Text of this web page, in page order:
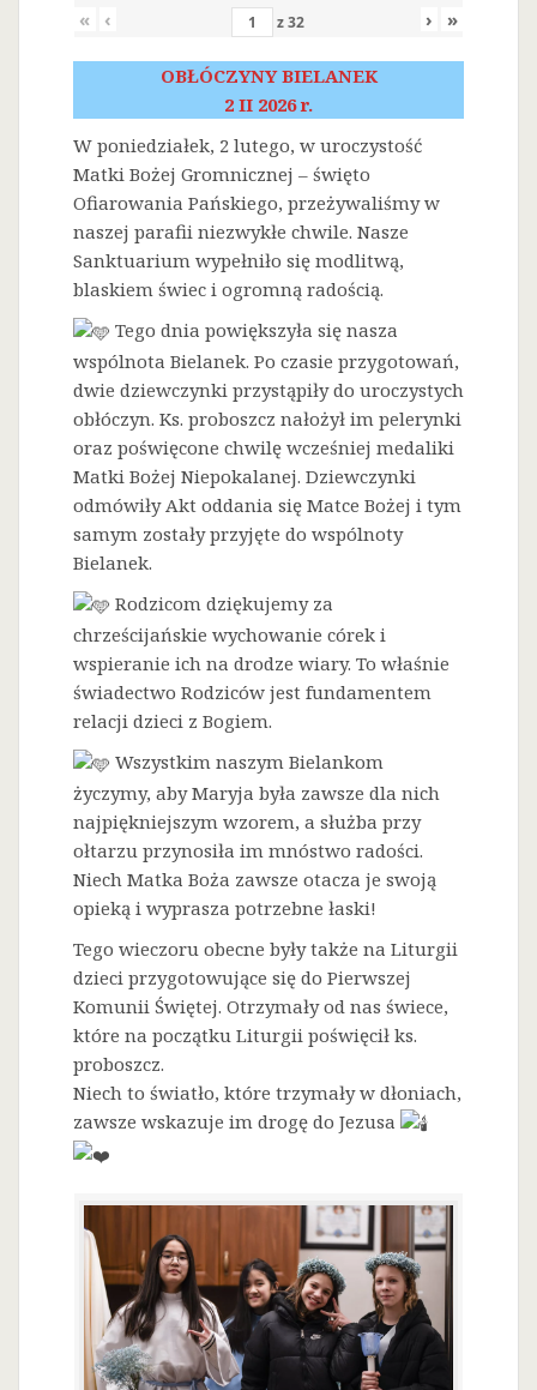
« ‹ z32 › »
OBŁÓCZYNY BIELANEK
2 II 2026 r.
W poniedziałek, 2 lutego, w uroczystość
Matki Bożej Gromnicznej – święto
Ofiarowania Pańskiego, przeżywaliśmy w
naszej parafii niezwykłe chwile. Nasze
Sanktuarium wypełniło się modlitwą,
blaskiem świec i ogromną radością.
Tego dnia powiększyła się nasza
wspólnota Bielanek. Po czasie przygotowań,
dwie dziewczynki przystąpiły do uroczystych
obłóczyn. Ks. proboszcz nałożył im pelerynki
oraz poświęcone chwilę wcześniej medaliki
Matki Bożej Niepokalanej. Dziewczynki
odmówiły Akt oddania się Matce Bożej i tym
samym zostały przyjęte do wspólnoty
Bielanek.
Rodzicom dziękujemy za
chrześcijańskie wychowanie córek i
wspieranie ich na drodze wiary. To właśnie
świadectwo Rodziców jest fundamentem
relacji dzieci z Bogiem.
Wszystkim naszym Bielankom
życzymy, aby Maryja była zawsze dla nich
najpiękniejszym wzorem, a służba przy
ołtarzu przynosiła im mnóstwo radości.
Niech Matka Boża zawsze otacza je swoją
opieką i wyprasza potrzebne łaski!
Tego wieczoru obecne były także na Liturgii
dzieci przygotowujące się do Pierwszej
Komunii Świętej. Otrzymały od nas świece,
które na początku Liturgii poświęcił ks.
proboszcz.
Niech to światło, które trzymały w dłoniach,
zawsze wskazuje im drogę do Jezusa